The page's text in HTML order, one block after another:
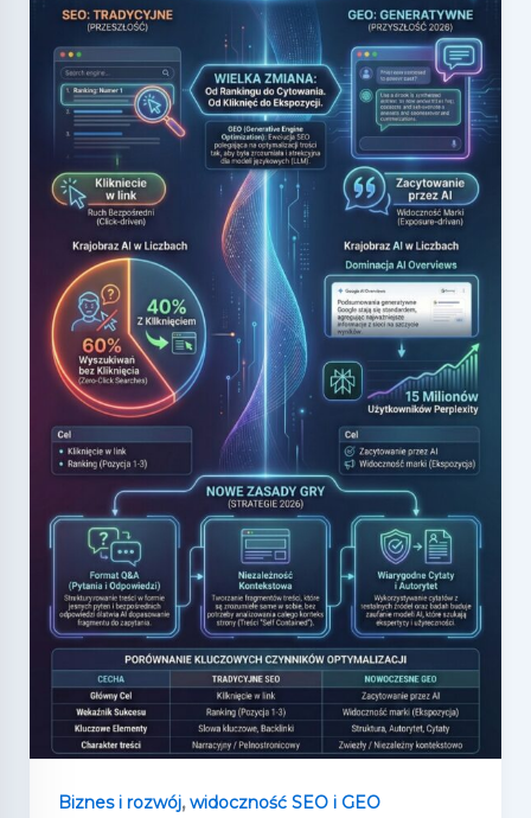
Biznes i rozwój,widoczność SEO i GEO